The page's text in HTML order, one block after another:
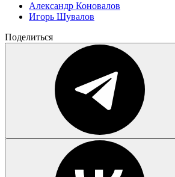
Александр Коновалов
Игорь Шувалов
Поделиться